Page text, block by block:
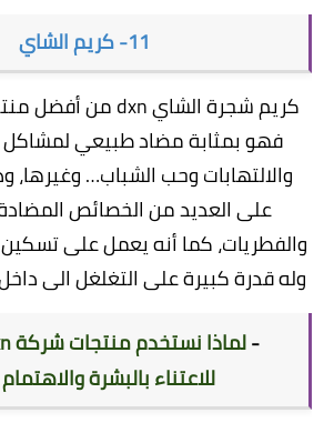
11- كريم الشاي
فهو بمثابة مضاد طبيعي لمشاكل
والالتهابات وحب الشباب… وغيرها،
على العديد من الخصائص
والفطريات، كما أنه يعمل على تسكين
وله قدرة كبيرة على التغلغل الى
-
للاعتناء بالبشرة